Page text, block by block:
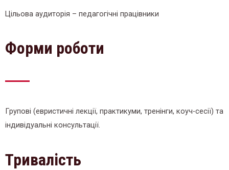
Цільова аудиторія – педагогічні працівники
Форми роботи
Групові (евристичні лекції, практикуми, тренінги, коуч-сесії) та
індивідуальні консультації.
Тривалість